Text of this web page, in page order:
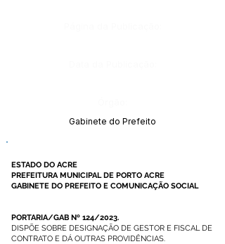
Gabinete do Prefeito
ESTADO DO ACRE
PREFEITURA MUNICIPAL DE PORTO ACRE
GABINETE DO PREFEITO E COMUNICAÇÃO SOCIAL
PORTARIA/GAB Nº 124/2023.
DISPÕE SOBRE DESIGNAÇÃO DE GESTOR E FISCAL DE
CONTRATO E DÁ OUTRAS PROVIDÊNCIAS.